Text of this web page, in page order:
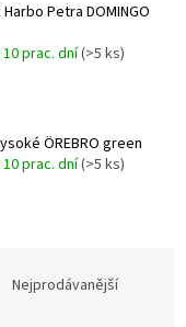
Petra DOMINGO
prac. dní(>5 ks)
ÖREBRO green
prac. dní(>5 ks)
Nejprodávanější